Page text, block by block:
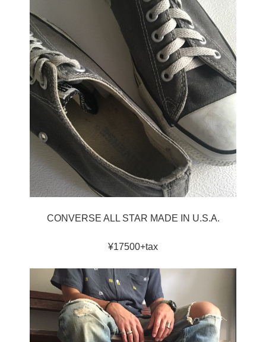
CONVERSE ALL STAR MADE IN U.S.A.
¥17500+tax